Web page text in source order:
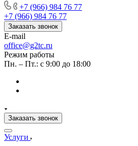
+7 (966) 984 76 77
+7 (966) 984 76 77
Заказать звонок
E-mail
office@g2tc.ru
Режим работы
Пн. – Пт.: с 9:00 до 18:00
Заказать звонок
Услуги